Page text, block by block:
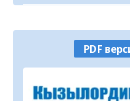
09.08.2026
Государство
граждан,
регионы для работы
08.08.2026
PDF